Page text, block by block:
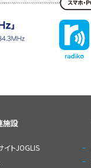
施設
イトJOGLIS